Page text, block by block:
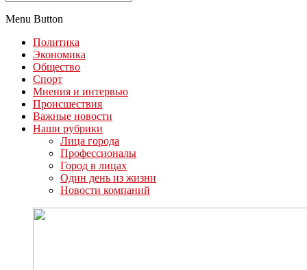
Menu Button
Политика
Экономика
Общество
Спорт
Мнения и интервью
Происшествия
Важные новости
Наши рубрики
Лица города
Профессионалы
Город в лицах
Один день из жизни
Новости компаний